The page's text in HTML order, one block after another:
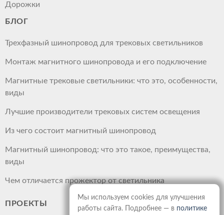
Дорожки
БЛОГ
Трехфазный шинопровод для трековых светильников
Монтаж магнитного шинопровода и его подключение
Магнитные трековые светильники: что это, особенности,
виды
Лучшие производители трековых систем освещения
Из чего состоит магнитный шинопровод
Магнитный шинопровод: что это такое, преимущества,
виды
Чем отличается прожектор от светильника
ПРОЕКТЫ
Мы используем cookies для улучшения
работы сайта. Подробнее — в политике